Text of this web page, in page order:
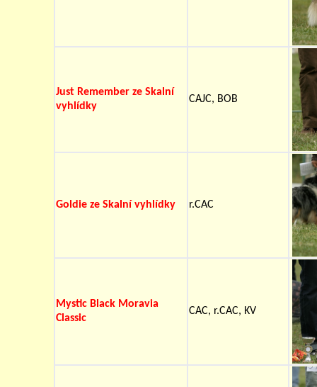
Just Remember ze Skalní
vyhlídky
CAJC, BOB
Goldie ze Skalní vyhlídky r.CAC
Mystic Black Moravia
Classic
CAC, r.CAC, KV